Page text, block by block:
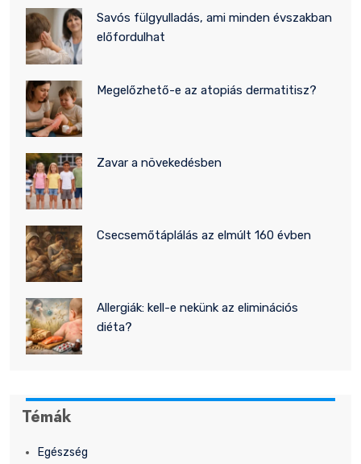
Savós fülgyulladás, ami minden évszakban
előfordulhat
Megelőzhető-e az atopiás dermatitisz?
Zavar a növekedésben
Csecsemőtáplálás az elmúlt 160 évben
Allergiák: kell-e nekünk az eliminációs
diéta?
Témák
Egészség